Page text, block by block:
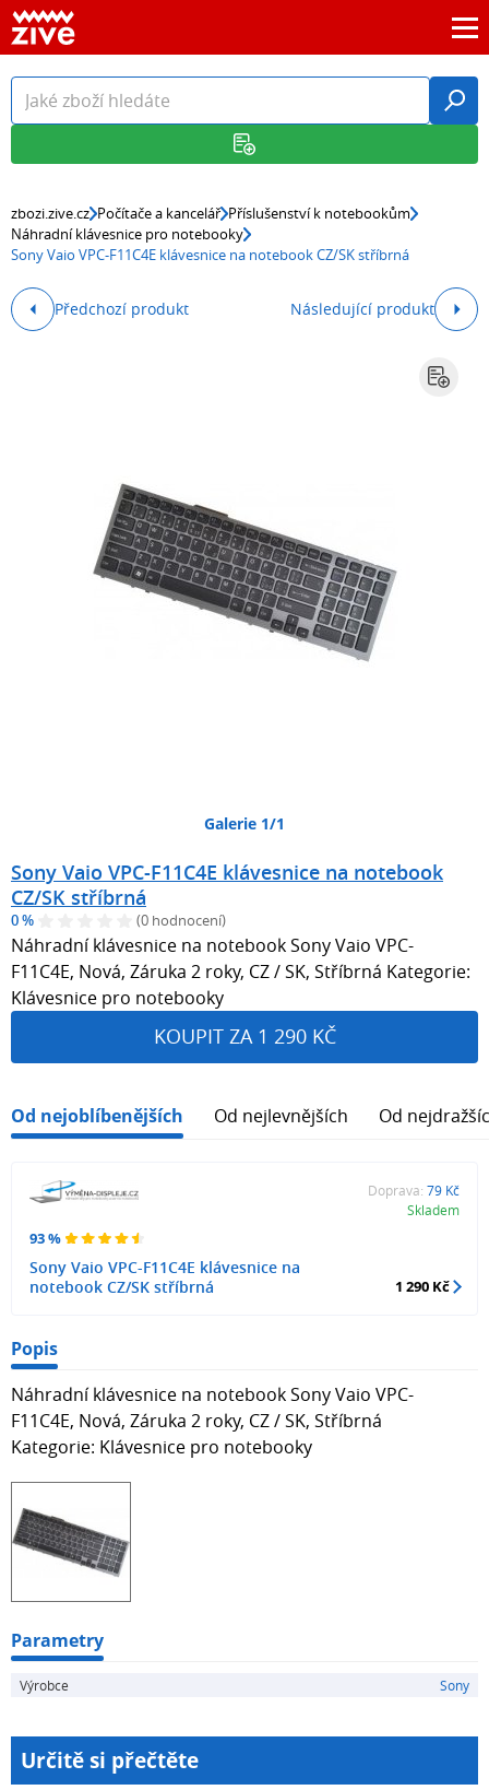
zbozi.zive.cz Počítače a kancelář Příslušenství k notebookům
Náhradní klávesnice pro notebooky
Sony Vaio VPC-F11C4E klávesnice na notebook CZ/SK stříbrná
Předchozí produkt Následující produkt
Galerie 1/1
Sony Vaio VPC-F11C4E klávesnice na notebook
CZ/SK stříbrná
0 % (0 hodnocení)
Náhradní klávesnice na notebook Sony Vaio VPC-
F11C4E, Nová, Záruka 2 roky, CZ / SK, Stříbrná Kategorie:
Klávesnice pro notebooky
KOUPIT ZA 1 290 KČ
Od nejoblíbenějších Od nejlevnějších Od
93 %
Sony Vaio VPC-F11C4E klávesnice na
notebook CZ/SK stříbrná
Doprava: 79 Kč
Skladem
1 290 Kč
Popis
Náhradní klávesnice na notebook Sony Vaio VPC-
F11C4E, Nová, Záruka 2 roky, CZ / SK, Stříbrná
Kategorie: Klávesnice pro notebooky
Parametry
Výrobce Sony
Určitě si přečtěte